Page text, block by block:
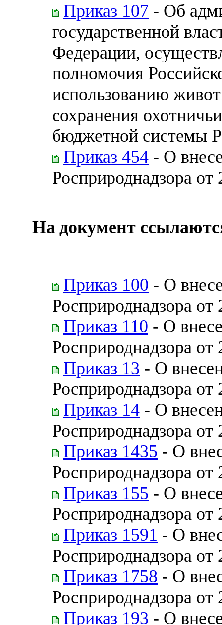
Приказ 107 - Об
государственной
Федерации,
полномочия
использованию
сохранения
бюджетной системы
Приказ 454 - О
Росприроднадзора
На документ
Приказ 100 - О
Росприроднадзора
Приказ 110 - О
Росприроднадзора
Приказ 13 - О
Росприроднадзора
Приказ 14 - О
Росприроднадзора
Приказ 1435 - О
Росприроднадзора
Приказ 155 - О
Росприроднадзора
Приказ 1591 - О
Росприроднадзора
Приказ 1758 - О
Росприроднадзора
Приказ 193 - О